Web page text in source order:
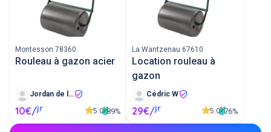
Montesson 78360
Rouleau à gazon acier
Jordan de lokapp
10€/jr 5.0 89%
La Wantzenau 67610
Location rouleau à
gazon
Cédric W
29€/jr 5.0 76%